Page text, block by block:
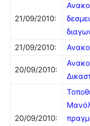
21/09/2010:
21/09/2010:
20/09/2010:
20/09/2010: